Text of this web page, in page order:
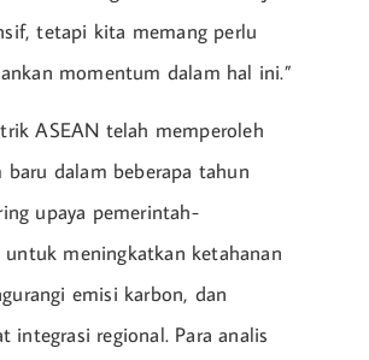
tetapi kita memang perlu
momentum dalam hal ini.”
ASEAN telah memperoleh
dalam beberapa tahun
upaya pemerintah-
meningkatkan ketahanan
emisi karbon, dan
integrasi regional. Para analis